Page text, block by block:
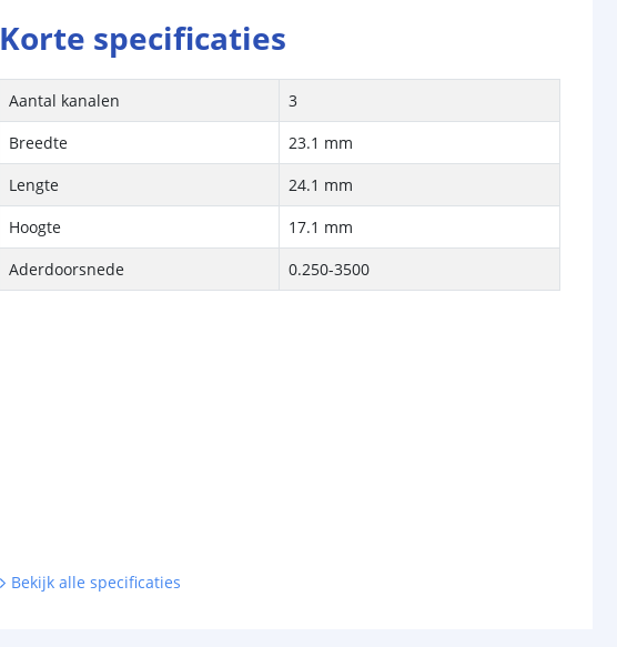
Korte specificaties
Aantal kanalen
3
Breedte
23.1 mm
Lengte
24.1 mm
Hoogte
17.1 mm
Aderdoorsnede
0.250-3500
Bekijk alle specificaties